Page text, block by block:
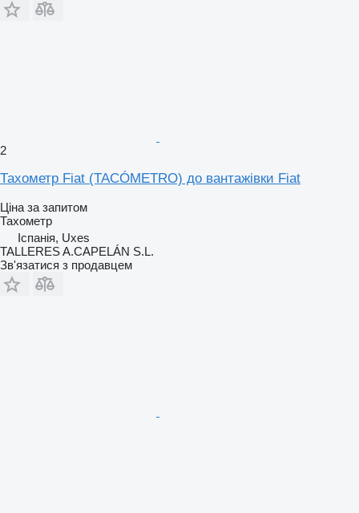
2
Тахометр Fiat (TACÓMETRO) до вантажівки Fiat
Ціна за запитом
Тахометр
Іспанія, Uxes
TALLERES A.CAPELÁN S.L.
Зв'язатися з продавцем